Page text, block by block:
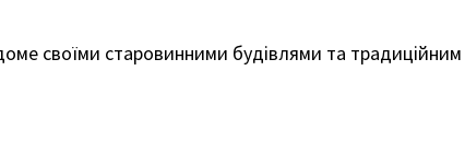
своїми старовинними будівлями та